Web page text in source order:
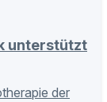
unterstützt
der